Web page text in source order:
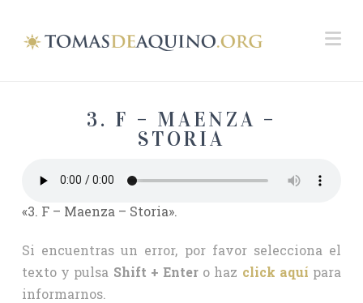
3. F – MAENZA –
STORIA
«3. F – Maenza – Storia».
Si encuentras un error, por favor selecciona el
texto y pulsa Shift + Enter o haz click aquí para
informarnos.